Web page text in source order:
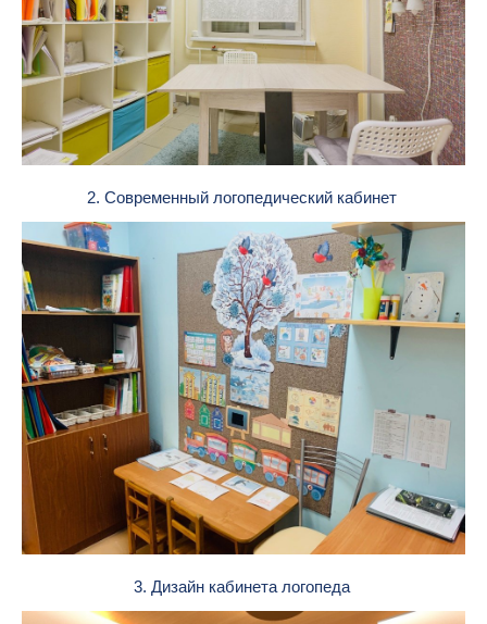
2. Современный логопедический кабинет
3. Дизайн кабинета логопеда